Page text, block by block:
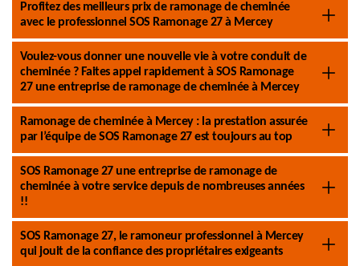
Profitez des meilleurs prix de ramonage de cheminée
avec le professionnel SOS Ramonage 27 à Mercey
Voulez-vous donner une nouvelle vie à votre conduit de
cheminée ? Faites appel rapidement à SOS Ramonage
27 une entreprise de ramonage de cheminée à Mercey
Ramonage de cheminée à Mercey : la prestation assurée
par l’équipe de SOS Ramonage 27 est toujours au top
SOS Ramonage 27 une entreprise de ramonage de
cheminée à votre service depuis de nombreuses années
!!
SOS Ramonage 27, le ramoneur professionnel à Mercey
qui jouit de la confiance des propriétaires exigeants